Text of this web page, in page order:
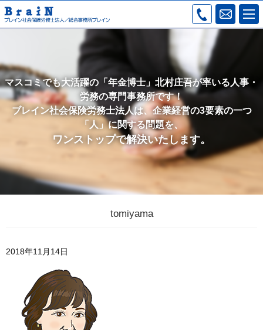
マスコミでも大活躍の「年金博士」北村庄吾が率いる人事・
労務の専門事務所です！
ブレイン社会保険労務士法人は、企業経営の3要素の一つ
「人」に関する問題を、
ワンストップで解決いたします。
tomiyama
2018年11月14日